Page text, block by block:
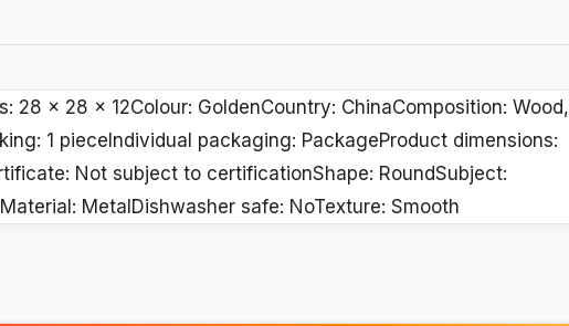
28 x 28 x 12Colour: GoldenCountry: ChinaComposition: Wood,
1 pieceIndividual packaging: PackageProduct dimensions:
Not subject to certificationShape: RoundSubject:
MetalDishwasher safe: NoTexture: Smooth